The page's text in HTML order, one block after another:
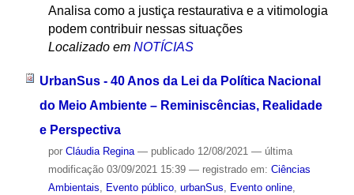
Analisa como a justiça restaurativa e a vitimologia
podem contribuir nessas situações
Localizado em NOTÍCIAS
UrbanSus - 40 Anos da Lei da Política Nacional
do Meio Ambiente – Reminiscências, Realidade
e Perspectiva
por Cláudia Regina — publicado12/08/2021 — última
modificação03/09/2021 15:39 — registrado em: Ciências
Ambientais
Evento público, urbanSus Evento online,